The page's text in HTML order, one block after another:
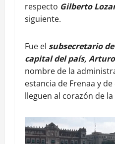
respecto Gilberto
siguiente.
Fue el subsecretario
capital del país,
nombre de la
estancia de Frenaa y
lleguen al corazón de